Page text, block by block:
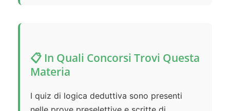
📋 In Quali Concorsi Trovi Questa
Materia
I quiz di logica deduttiva sono presenti